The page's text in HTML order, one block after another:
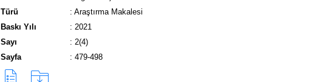
Türü
: Araştırma Makalesi
Baskı Yılı
: 2021
Sayı
: 2(4)
Sayfa
: 479-498